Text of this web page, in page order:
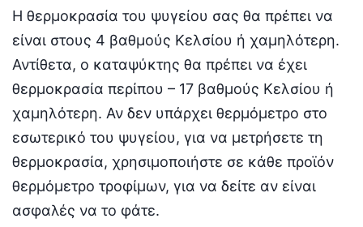
Η θερμοκρασία του ψυγείου σας θα πρέπει να
είναι στους 4 βαθμούς Κελσίου ή χαμηλότερη.
Αντίθετα, ο καταψύκτης θα πρέπει να έχει
θερμοκρασία περίπου – 17 βαθμούς Κελσίου ή
χαμηλότερη. Αν δεν υπάρχει θερμόμετρο στο
εσωτερικό του ψυγείου, για να μετρήσετε τη
θερμοκρασία, χρησιμοποιήστε σε κάθε προϊόν
θερμόμετρο τροφίμων, για να δείτε αν είναι
ασφαλές να το φάτε.